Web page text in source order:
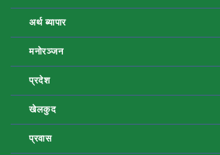
अर्थ ब्यापार
मनोरञ्जन
प्रदेश
खेलकुद
प्रवास